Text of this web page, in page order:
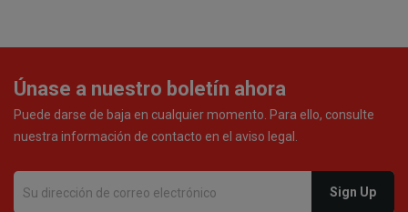
Únase a nuestro boletín ahora
Puede darse de baja en cualquier momento. Para ello, consulte
nuestra información de contacto en el aviso legal.